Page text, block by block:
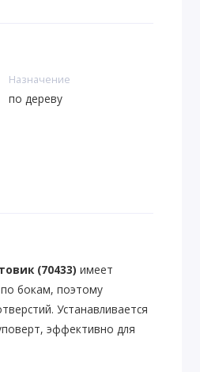
Назначение
по дереву
(70433) имеет
бокам, поэтому
Устанавливается
эффективно для